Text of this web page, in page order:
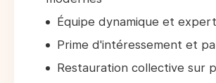
Équipe dynamique et
Prime d'intéressement et
Restauration collective sur